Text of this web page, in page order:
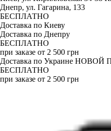
Днепр, ул. Гагарина, 133
БЕСПЛАТНО
Доставка по Киеву
Доставка по Днепру
БЕСПЛАТНО
при заказе от 2 500 грн
Доставка по Украине
БЕСПЛАТНО
при заказе от 2 500 грн